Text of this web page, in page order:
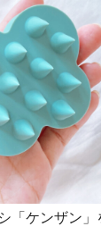
「ケンザン